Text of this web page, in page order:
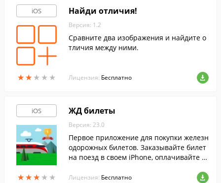
iOS
★★ ★ ★ ★
★★ ★ ★ ★
Найди отличия!
Версия: 1.2
Сравните два изображения и найдите о
тличия между ними.
Лицензия: Бесплатно
iOS
★★★ ★ ★
★★★ ★ ★
ЖД билеты
Версия: 23.0
Первое приложение для покупки железн
одорожных билетов. Заказывайте билет
на поезд в своем iPhone, оплачивайте з
тронную регистрацию прямо в мобильн
Лицензия: Бесплатно